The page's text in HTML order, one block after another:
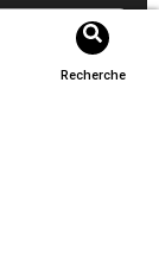
Recherche